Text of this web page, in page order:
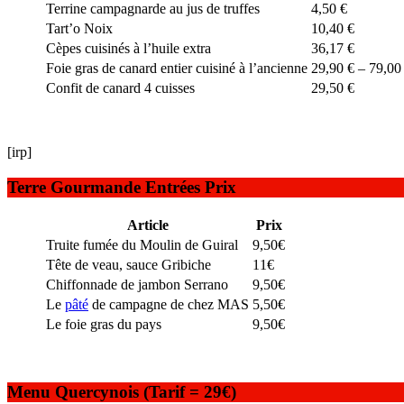
Terrine campagnarde au jus de truffes
4,50 €
Tart’o Noix
10,40 €
Cèpes cuisinés à l’huile extra
36,17 €
Foie gras de canard entier cuisiné à l’ancienne 29,90 € – 79,00
Confit de canard 4 cuisses
29,50 €
[irp]
Terre Gourmande Entrées Prix
Article
Prix
Truite fumée du Moulin de Guiral
9,50€
Tête de veau, sauce Gribiche
11€
Chiffonnade de jambon Serrano
9,50€
Le pâté de campagne de chez MAS 5,50€
Le foie gras du pays
9,50€
Menu Quercynois (Tarif = 29€)